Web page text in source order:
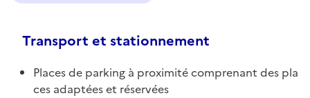
Transport et stationnement
Places de parking à proximité comprenant des pla
ces adaptées et réservées